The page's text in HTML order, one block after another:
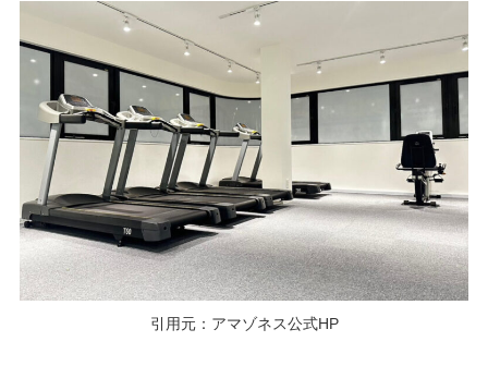
引用元：アマゾネス公式HP